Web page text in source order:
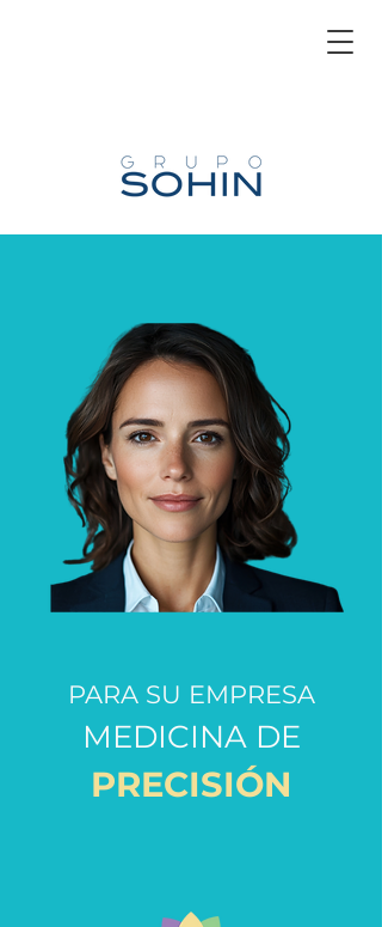
PARA SU EMPRESA
MEDICINA DE
PRECISIÓN